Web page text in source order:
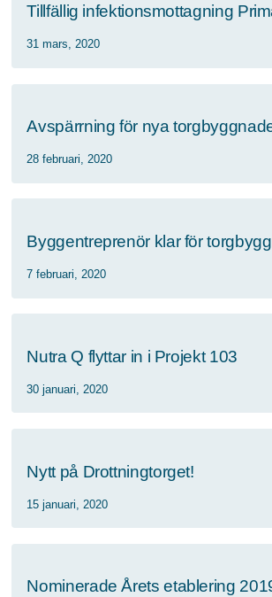
Tillfällig infektionsmottagning
31 mars, 2020
Avspärrning för nya
28 februari, 2020
Byggentreprenör klar för
7 februari, 2020
Nutra Q flyttar in i Projekt 103
30 januari, 2020
Nytt på Drottningtorget!
15 januari, 2020
Nominerade Årets etablering